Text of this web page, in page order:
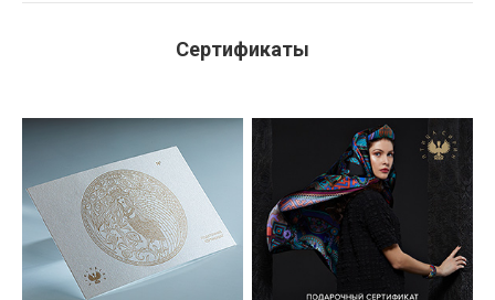
Сертификаты